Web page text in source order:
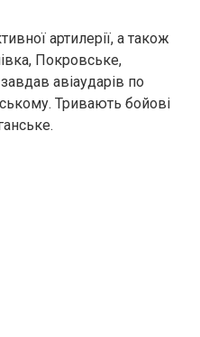
артилерії, а також
Покровське,
авіаударів по
Тривають бойові